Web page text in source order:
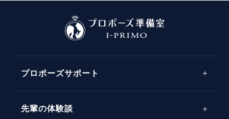
プロポーズサポート
先輩の体験談